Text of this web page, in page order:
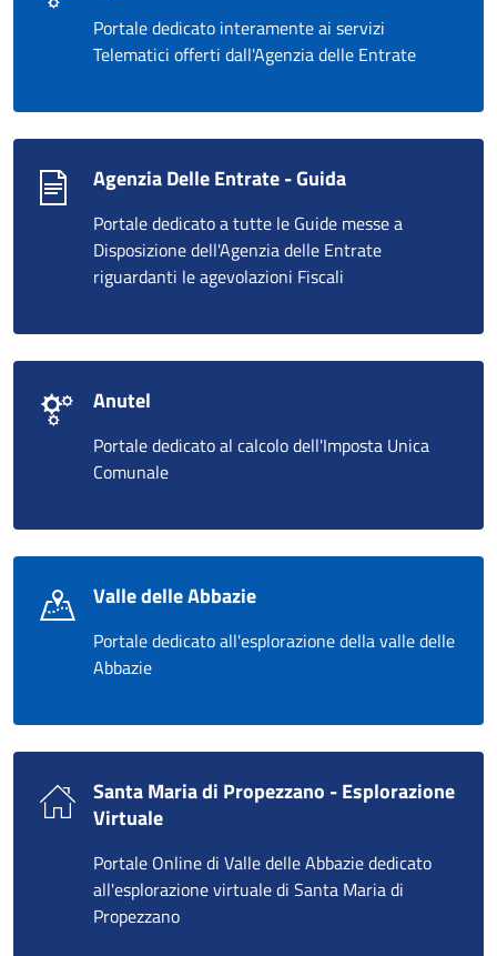
Portale dedicato interamente ai servizi
Telematici offerti dall'Agenzia delle Entrate
Agenzia Delle Entrate - Guida
Portale dedicato a tutte le Guide messe a
Disposizione dell'Agenzia delle Entrate
riguardanti le agevolazioni Fiscali
Anutel
Portale dedicato al calcolo dell'Imposta Unica
Comunale
Valle delle Abbazie
Portale dedicato all'esplorazione della valle delle
Abbazie
Santa Maria di Propezzano - Esplorazione
Virtuale
Portale Online di Valle delle Abbazie dedicato
all'esplorazione virtuale di Santa Maria di
Propezzano